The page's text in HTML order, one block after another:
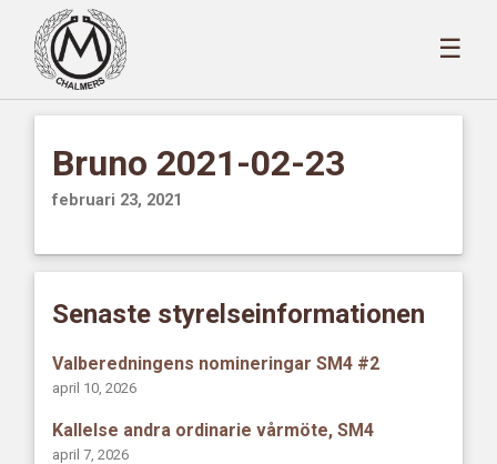
☰
Bruno 2021-02-23
februari 23, 2021
Senaste styrelseinformationen
Valberedningens nomineringar SM4 #2
april 10, 2026
Kallelse andra ordinarie vårmöte, SM4
april 7, 2026